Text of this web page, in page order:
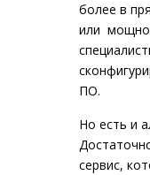
более в
или
ПО.
Но есть и
сервис,